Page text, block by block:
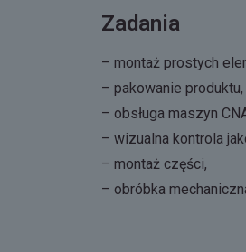
Zadania
– montaż prostych
– pakowanie produktu,
– obsługa maszyn
– wizualna kontrola
– montaż części,
– obróbka